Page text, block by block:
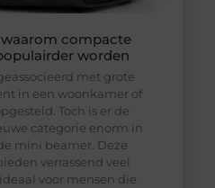
compacte
worden
met grote
in een woonkamer of
Toch is er de
categorie enorm in
mini beamer. Deze
verrassend veel
voor mensen die